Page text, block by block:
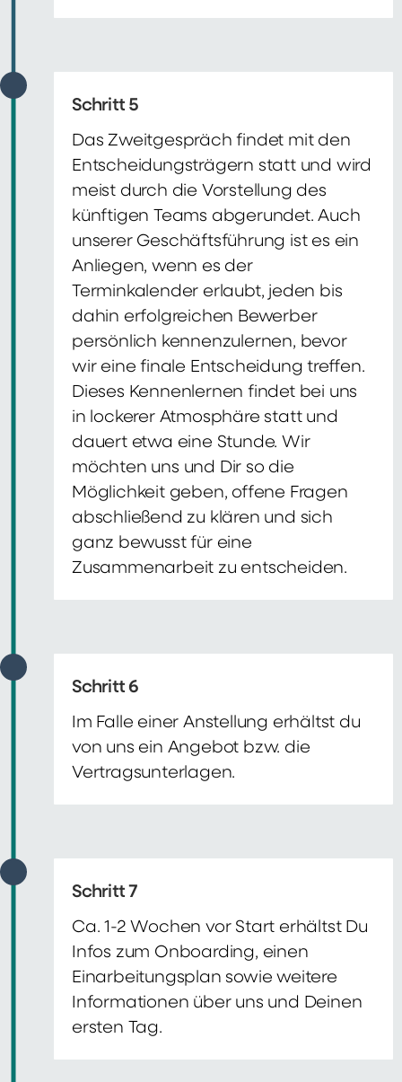
Schritt 5
Das Zweitgespräch findet mit den
Entscheidungsträgern statt und wird
meist durch die Vorstellung des
künftigen Teams abgerundet. Auch
unserer Geschäftsführung ist es ein
Anliegen, wenn es der
Terminkalender erlaubt, jeden bis
dahin erfolgreichen Bewerber
persönlich kennenzulernen, bevor
wir eine finale Entscheidung treffen.
Dieses Kennenlernen findet bei uns
in lockerer Atmosphäre statt und
dauert etwa eine Stunde. Wir
möchten uns und Dir so die
Möglichkeit geben, offene Fragen
abschließend zu klären und sich
ganz bewusst für eine
Zusammenarbeit zu entscheiden.
Schritt 6
Im Falle einer Anstellung erhältst du
von uns ein Angebot bzw. die
Vertragsunterlagen.
Schritt 7
Ca. 1-2 Wochen vor Start erhältst Du
Infos zum Onboarding, einen
Einarbeitungsplan sowie weitere
Informationen über uns und Deinen
ersten Tag.